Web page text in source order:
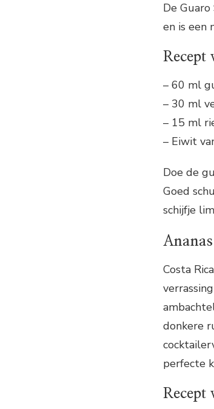
De
en is een
Recept
– 60 ml
– 30 ml
– 15 ml
– Eiwit
Doe de
Goed
schijfje
Costa
donkere
perfecte
Recept